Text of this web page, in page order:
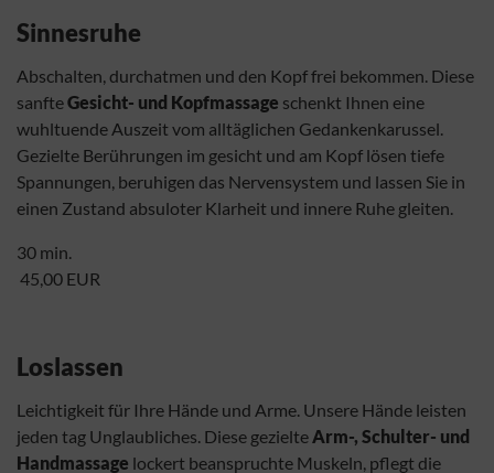
Sinnesruhe
Abschalten, durchatmen und den Kopf frei bekommen. Diese
sanfteGesicht- und Kopfmassage schenkt Ihnen eine
wuhltuende Auszeit vom alltäglichen Gedankenkarussel.
Gezielte Berührungen im gesicht und am Kopf lösen tiefe
Spannungen, beruhigen das Nervensystem und lassen Sie in
einen Zustand absuloter Klarheit und innere Ruhe gleiten.
30 min.
45,00 EUR
Loslassen
Leichtigkeit für Ihre Hände und Arme. Unsere Hände leisten
jeden tag Unglaubliches. Diese gezielteArm-, Schulter- und
Handmassage lockert beanspruchte Muskeln, pflegt die